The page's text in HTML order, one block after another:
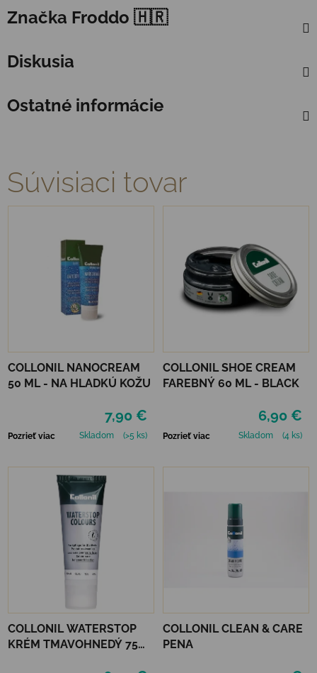
Značka Froddo 🇭🇷
Diskusia
Ostatné informácie
Súvisiaci tovar
COLLONIL NANOCREAM
50 ML - NA HLADKÚ KOŽU
7,90 €
Pozrieť viac Skladom (>5 ks)
COLLONIL SHOE CREAM
FAREBNÝ 60 ML - BLACK
6,90 €
Pozrieť viac Skladom (4 ks)
COLLONIL WATERSTOP
KRÉM TMAVOHNEDÝ 75
COLLONIL CLEAN & CARE
PENA